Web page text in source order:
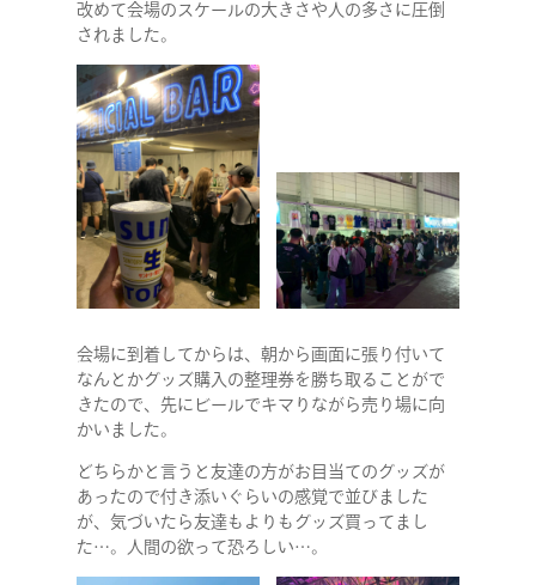
改めて会場のスケールの大きさや人の多さに圧倒
されました。
会場に到着してからは、朝から画面に張り付いて
なんとかグッズ購入の整理券を勝ち取ることがで
きたので、先にビールでキマりながら売り場に向
かいました。
どちらかと言うと友達の方がお目当てのグッズが
あったので付き添いぐらいの感覚で並びました
が、気づいたら友達もよりもグッズ買ってまし
た…。人間の欲って恐ろしい…。